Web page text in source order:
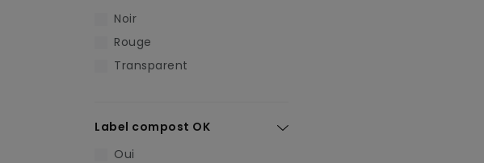
Noir
Rouge
Transparent
Label compost OK
Oui